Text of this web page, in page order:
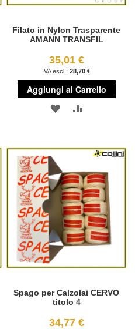
Filato in Nylon Trasparente
AMANN TRANSFIL
35,01 €
28,70 €
Aggiungi al Carrello
AGGIUNGI
LISTA
DESIDERI
Spago per Calzolai CERVO
titolo 4
34,77 €